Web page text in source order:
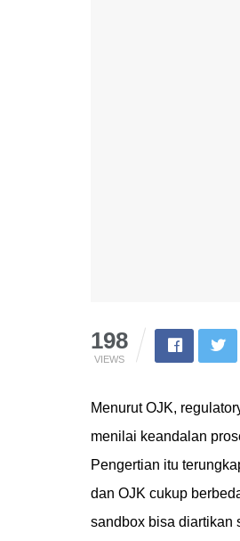
198
VIEWS
Menurut OJK,
menilai keandalan
Pengertian itu
dan OJK cukup
sandbox bisa diartikan